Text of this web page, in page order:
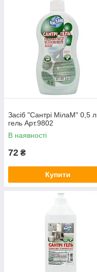
Засіб "Сантрі МілаМ" 0,5 л.
гель Арт.9802
В наявності
72 ₴
Купити